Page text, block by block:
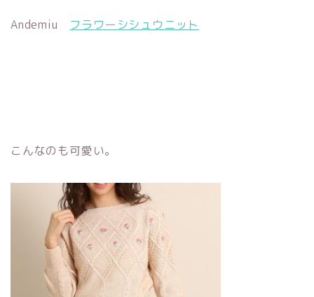
Andemiu フラワーシシュウニット
こんなのも可愛い。